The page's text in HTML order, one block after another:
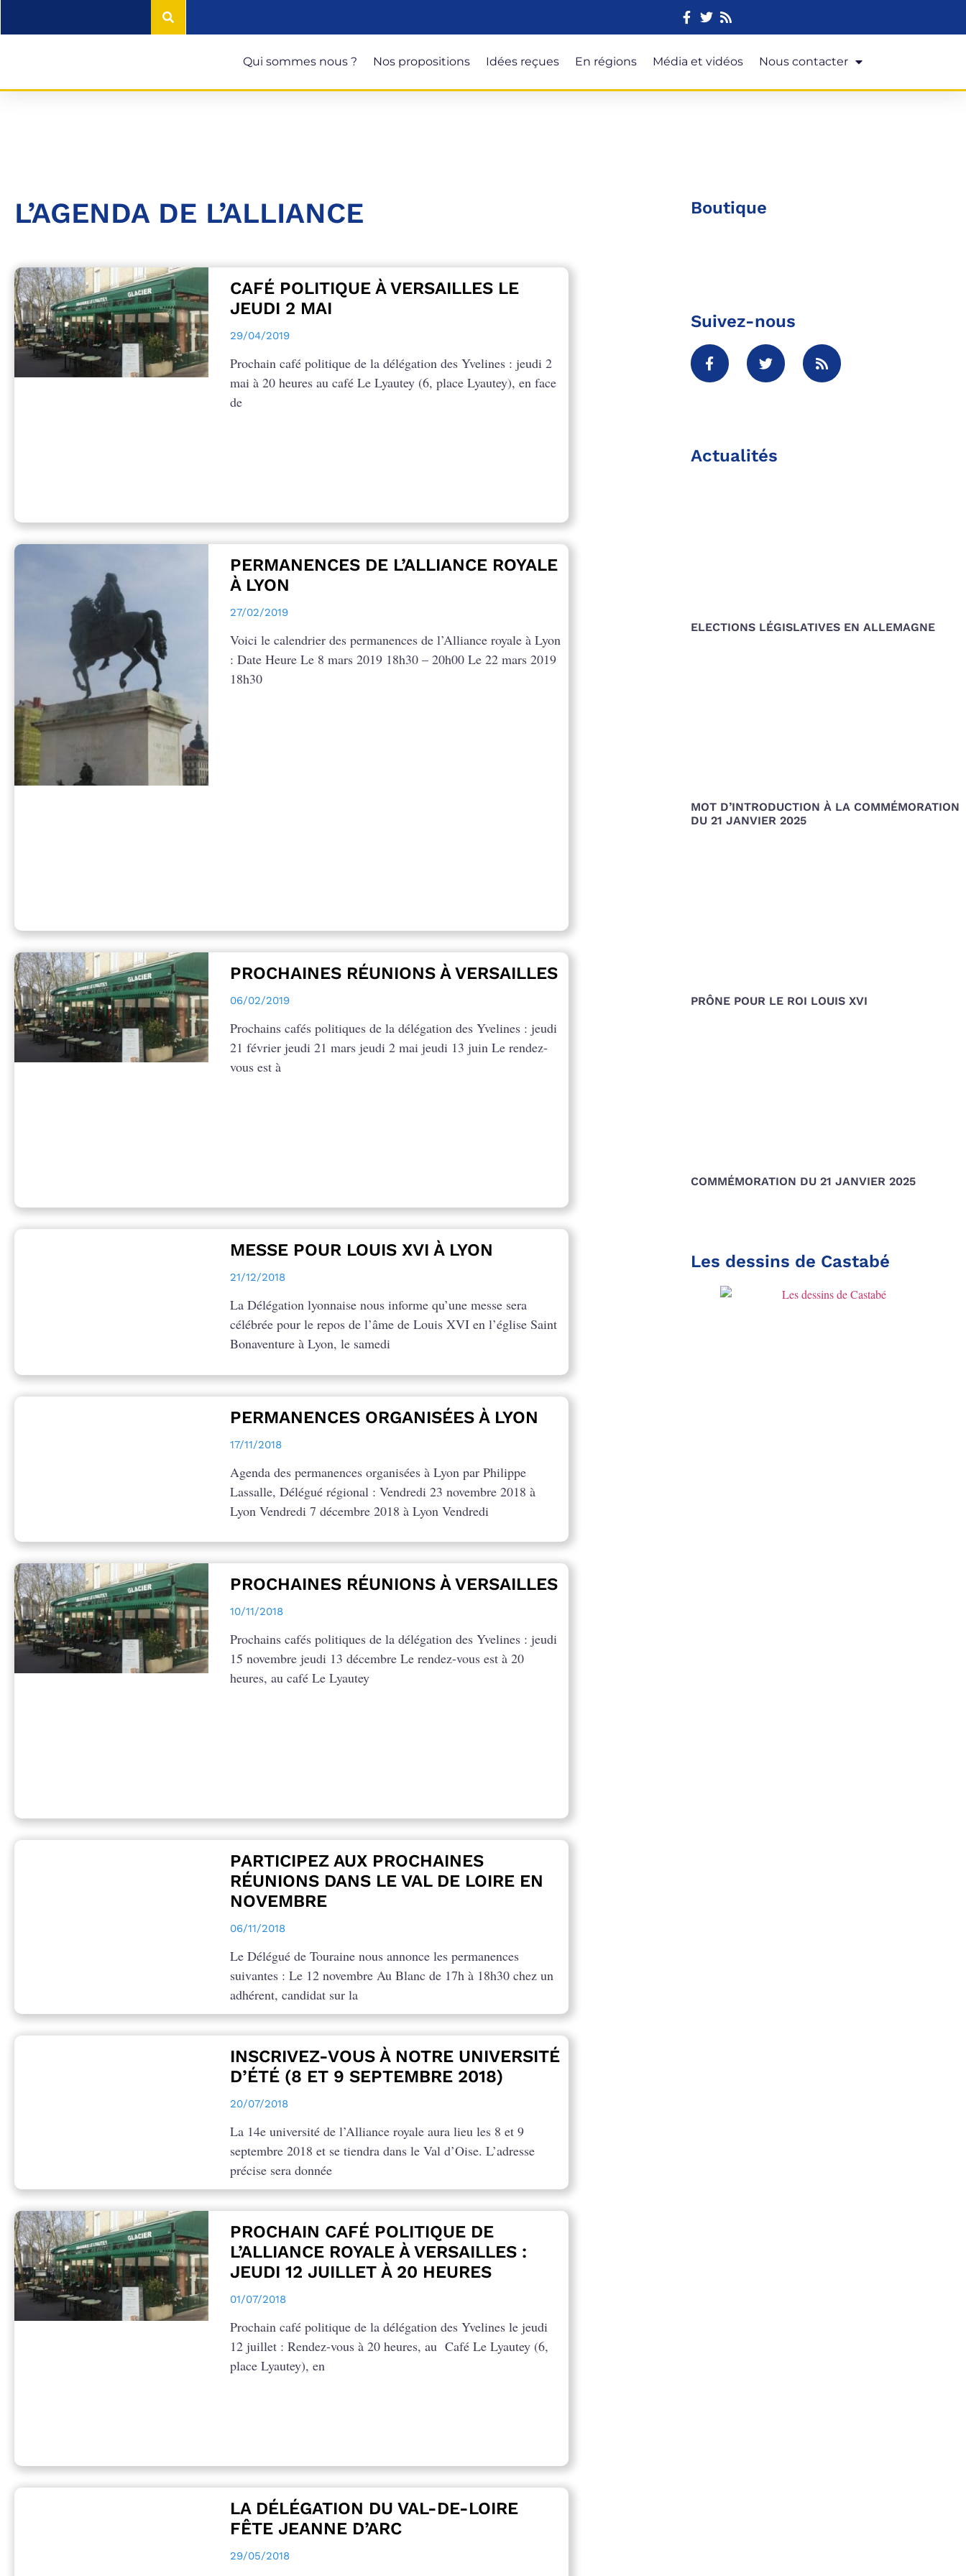
Qui sommes nous ? Nos propositions Idées reçues En régions Média et vidéos Nous contacter
L’AGENDA DE L’ALLIANCE
CAFÉ POLITIQUE À VERSAILLES LE
JEUDI 2 MAI
29/04/2019
Prochain café politique de la délégation des Yvelines : jeudi 2
mai à 20 heures au café Le Lyautey (6, place Lyautey), en face
de
PERMANENCES DE L’ALLIANCE ROYALE
À LYON
27/02/2019
Voici le calendrier des permanences de l’Alliance royale à Lyon
: Date Heure Le 8 mars 2019 18h30 – 20h00 Le 22 mars 2019
18h30
PROCHAINES RÉUNIONS À VERSAILLES
06/02/2019
Prochains cafés politiques de la délégation des Yvelines : jeudi
21 février jeudi 21 mars jeudi 2 mai jeudi 13 juin Le rendez-
vous est à
MESSE POUR LOUIS XVI À LYON
21/12/2018
La Délégation lyonnaise nous informe qu’une messe sera
célébrée pour le repos de l’âme de Louis XVI en l’église Saint
Bonaventure à Lyon, le samedi
PERMANENCES ORGANISÉES À LYON
17/11/2018
Agenda des permanences organisées à Lyon par Philippe
Lassalle, Délégué régional : Vendredi 23 novembre 2018 à
Lyon Vendredi 7 décembre 2018 à Lyon Vendredi
PROCHAINES RÉUNIONS À VERSAILLES
10/11/2018
Prochains cafés politiques de la délégation des Yvelines : jeudi
15 novembre jeudi 13 décembre Le rendez-vous est à 20
heures, au café Le Lyautey
PARTICIPEZ AUX PROCHAINES
RÉUNIONS DANS LE VAL DE LOIRE EN
NOVEMBRE
06/11/2018
Le Délégué de Touraine nous annonce les permanences
suivantes : Le 12 novembre Au Blanc de 17h à 18h30 chez un
adhérent, candidat sur la
INSCRIVEZ-VOUS À NOTRE UNIVERSITÉ
D’ÉTÉ (8 ET 9 SEPTEMBRE 2018)
20/07/2018
La 14e université de l’Alliance royale aura lieu les 8 et 9
septembre 2018 et se tiendra dans le Val d’Oise. L’adresse
précise sera donnée
PROCHAIN CAFÉ POLITIQUE DE
L’ALLIANCE ROYALE À VERSAILLES :
JEUDI 12 JUILLET À 20 HEURES
01/07/2018
Prochain café politique de la délégation des Yvelines le jeudi
12 juillet : Rendez-vous à 20 heures, au Café Le Lyautey (6,
place Lyautey), en
LA DÉLÉGATION DU VAL-DE-LOIRE
FÊTE JEANNE D’ARC
29/05/2018
Boutique
Suivez-nous
Actualités
ELECTIONS LÉGISLATIVES EN ALLEMAGNE
MOT D’INTRODUCTION À LA COMMÉMORATION
DU 21 JANVIER 2025
PRÔNE POUR LE ROI LOUIS XVI
COMMÉMORATION DU 21 JANVIER 2025
Les dessins de Castabé